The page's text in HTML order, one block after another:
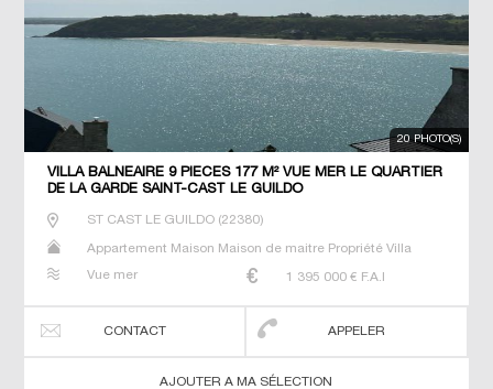
20 PHOTO(S)
VILLA BALNEAIRE 9 PIECES 177 M² VUE MER LE QUARTIER
DE LA GARDE SAINT-CAST LE GUILDO
ST CAST LE GUILDO(22380)
Appartement Maison Maison de maitre Propriété Villa
Vue mer 1 395 000 € F.A.I
CONTACT APPELER
AJOUTER A MA SÉLECTION